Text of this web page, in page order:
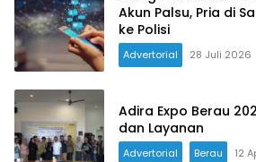
Akun Palsu, Pria di
ke Polisi
Advertorial 28 Juli 2026
Adira Expo Berau
dan Layanan
Advertorial Berau 12